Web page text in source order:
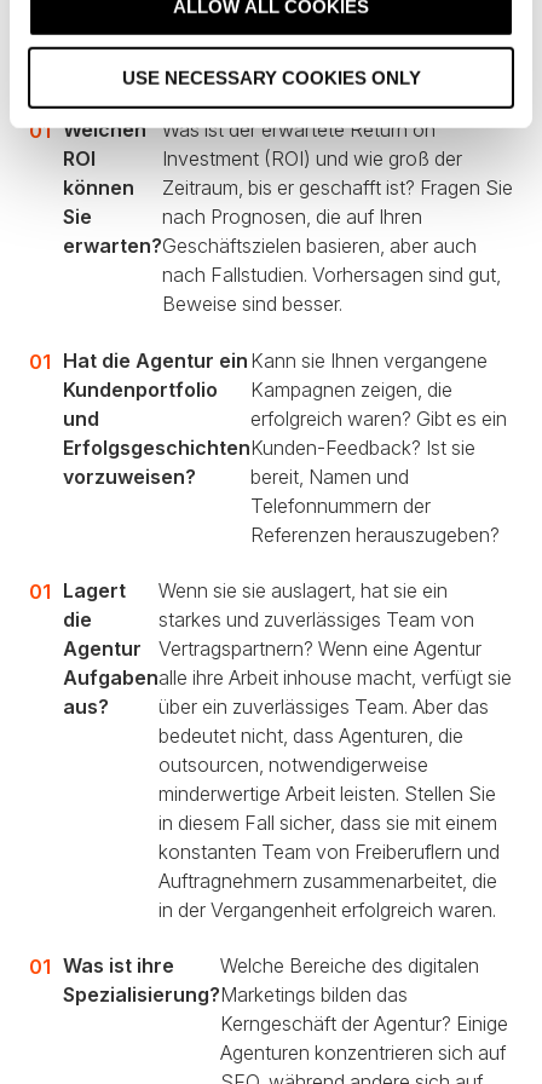
ALLOW ALL COOKIES
USE NECESSARY COOKIES ONLY
auf der Grundlage der Daten
umsetzbare
Handlungsempfehlungen liefern.
Welchen
ROI
können
Sie
erwarten?
Was ist der erwartete Return on
Investment (ROI) und wie groß der
Zeitraum, bis er geschafft ist? Fragen Sie
nach Prognosen, die auf Ihren
Geschäftszielen basieren, aber auch
nach Fallstudien. Vorhersagen sind gut,
Beweise sind besser.
Hat die Agentur ein
Kundenportfolio
und
Erfolgsgeschichten
vorzuweisen?
Kann sie Ihnen vergangene
Kampagnen zeigen, die
erfolgreich waren? Gibt es ein
Kunden-Feedback? Ist sie
bereit, Namen und
Telefonnummern der
Referenzen herauszugeben?
Lagert
die
Agentur
Aufgaben
aus?
Wenn sie sie auslagert, hat sie ein
starkes und zuverlässiges Team von
Vertragspartnern? Wenn eine Agentur
alle ihre Arbeit inhouse macht, verfügt sie
über ein zuverlässiges Team. Aber das
bedeutet nicht, dass Agenturen, die
outsourcen, notwendigerweise
minderwertige Arbeit leisten. Stellen Sie
in diesem Fall sicher, dass sie mit einem
konstanten Team von Freiberuflern und
Auftragnehmern zusammenarbeitet, die
in der Vergangenheit erfolgreich waren.
Was ist ihre
Spezialisierung?
Welche Bereiche des digitalen
Marketings bilden das
Kerngeschäft der Agentur? Einige
Agenturen konzentrieren sich auf